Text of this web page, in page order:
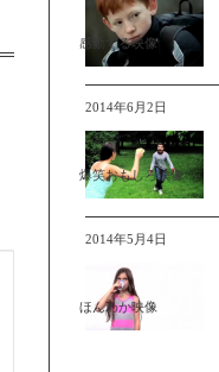
感動する映像
2014年6月2日
爆笑おもしろ映像
2014年5月4日
ほんわか映像